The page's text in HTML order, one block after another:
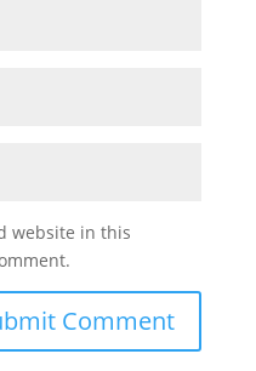
website in this